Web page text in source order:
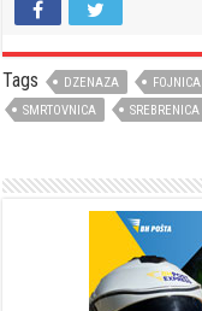
Tags DZENAZA FOJNICA
SMRTOVNICA
SREBRENICA